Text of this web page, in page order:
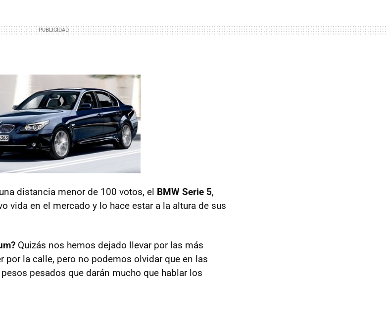
distancia menor de 100 votos, el BMW Serie 5,
vida en el mercado y lo hace estar a la altura de sus
Quizás nos hemos dejado llevar por las más
por la calle, pero no podemos olvidar que en las
pesados que darán mucho que hablar los